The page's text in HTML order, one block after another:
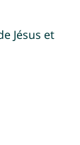
Jésus et